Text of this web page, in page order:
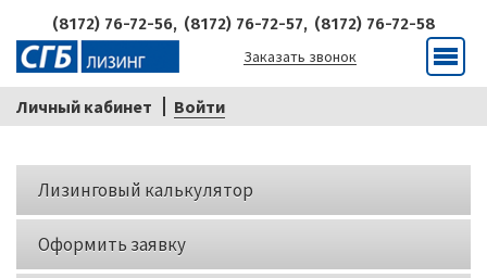
(8172) 76-72-56, (8172) 76-72-57, (8172) 76-72-58
Заказать звонок
Личный кабинет Войти
Меню
Кнопки
слева
Лизинговый калькулятор
Оформить заявку